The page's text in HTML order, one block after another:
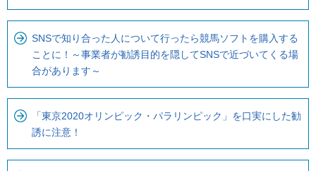
ビ
SNSで知り合った人について行ったら競馬ソフトを購入する
ことに！～事業者が勧誘目的を隠してSNSで近づいてくる場
合があります～
「東京2020オリンピック・パラリンピック」を口実にした勧
誘に注意！